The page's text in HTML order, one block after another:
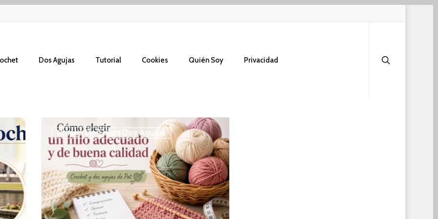
Dos Agujas Tutorial Cookies Quién Soy Privacidad
Cómo
elegir
un
adecuado
y
de
Clases De Tejido Dos Agujas